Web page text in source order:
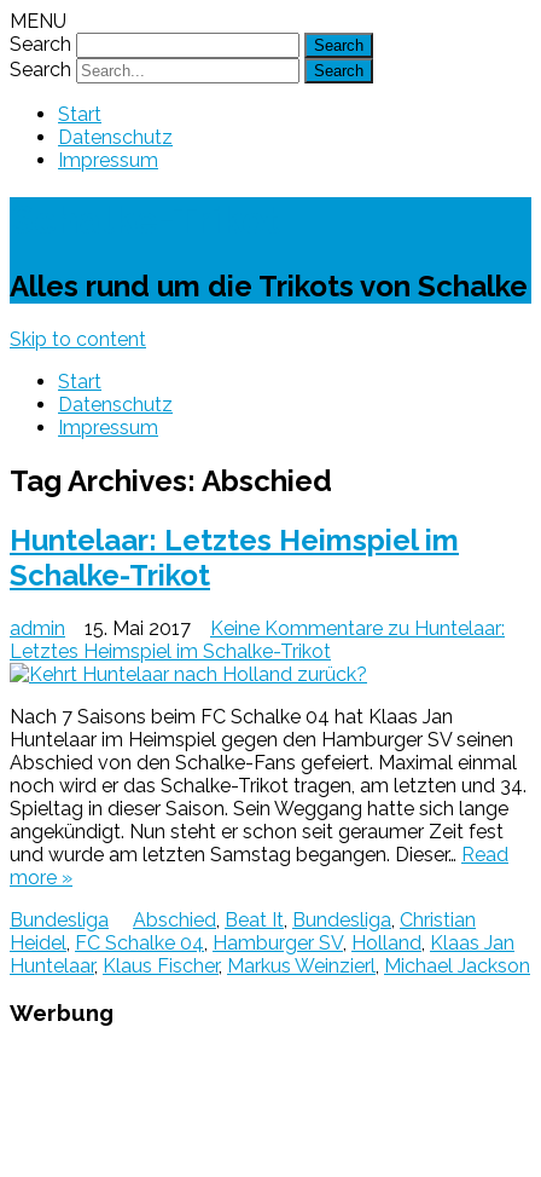
MENU
Search
Search
Start
Datenschutz
Impressum
Alles rund um die Trikots von Schalke
Skip to content
Start
Datenschutz
Impressum
Tag Archives: Abschied
Huntelaar: Letztes Heimspiel im
Schalke-Trikot
admin 15. Mai 2017 Keine Kommentare zu Huntelaar:
Letztes Heimspiel im Schalke-Trikot
Nach 7 Saisons beim FC Schalke 04 hat Klaas Jan
Huntelaar im Heimspiel gegen den Hamburger SV seinen
Abschied von den Schalke-Fans gefeiert. Maximal einmal
noch wird er das Schalke-Trikot tragen, am letzten und 34.
Spieltag in dieser Saison. Sein Weggang hatte sich lange
angekündigt. Nun steht er schon seit geraumer Zeit fest
und wurde am letzten Samstag begangen. Dieser… Read
more »
Bundesliga
Abschied Beat It Bundesliga Christian
Heidel FC Schalke 04 Hamburger SV, Holland Klaas Jan
Huntelaar, Klaus Fischer, Markus Weinzierl Michael Jackson
Werbung